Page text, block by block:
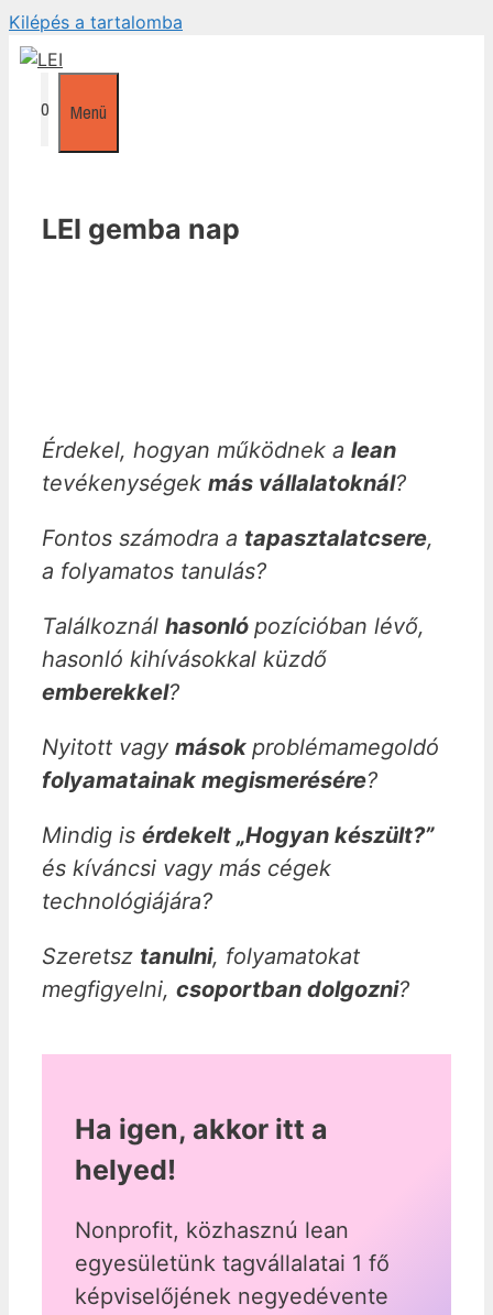
Kilépés a tartalomba
0 Menü
LEI gemba nap
Érdekel, hogyan működnek a lean
tevékenységek más vállalatoknál?
Fontos számodra a tapasztalatcsere,
a folyamatos tanulás?
Találkoznál hasonló pozícióban lévő,
hasonló kihívásokkal küzdő
emberekkel?
Nyitott vagy mások problémamegoldó
folyamatainak megismerésére?
Mindig is érdekelt „Hogyan készült?”
és kíváncsi vagy más cégek
technológiájára?
Szeretsz tanulni, folyamatokat
megfigyelni, csoportban dolgozni?
Ha igen, akkor itt a
helyed!
Nonprofit, közhasznú lean
egyesületünk tagvállalatai 1 fő
képviselőjének negyedévente